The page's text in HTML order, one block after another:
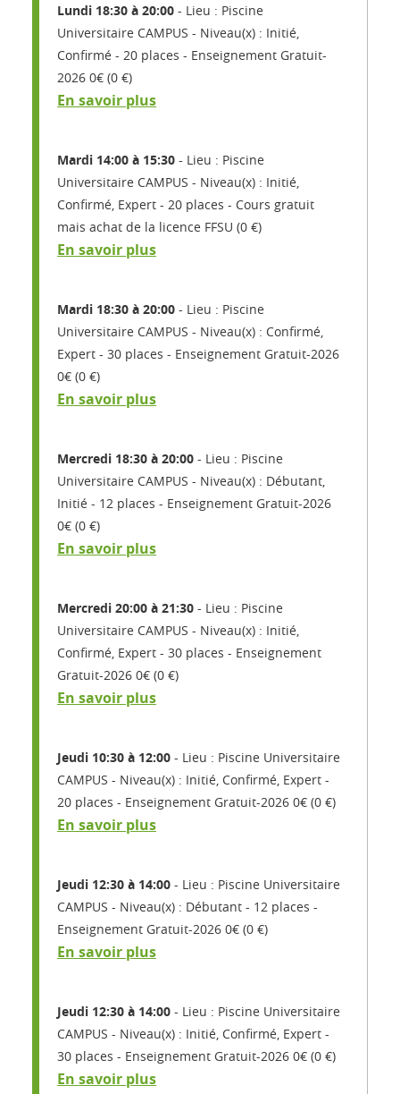
Lundi 18:30 à 20:00
Lieu : Piscine
Universitaire CAMPUS
Niveau(x) : Initié,
Confirmé
20 places
Enseignement Gratuit-
2026 0€ (0 €)
En savoir plus
Mardi 14:00 à 15:30
Lieu : Piscine
Universitaire CAMPUS
Niveau(x) : Initié,
Confirmé, Expert
20 places
Cours gratuit
mais achat de la licence FFSU (0 €)
En savoir plus
Mardi 18:30 à 20:00
Lieu : Piscine
Universitaire CAMPUS
Niveau(x) : Confirmé,
Expert
30 places
Enseignement Gratuit-2026
0€ (0 €)
En savoir plus
Mercredi 18:30 à 20:00
Lieu : Piscine
Universitaire CAMPUS
Niveau(x) : Débutant,
Initié
12 places
Enseignement Gratuit-2026
0€ (0 €)
En savoir plus
Mercredi 20:00 à 21:30
Lieu : Piscine
Universitaire CAMPUS
Niveau(x) : Initié,
Confirmé, Expert
30 places
Enseignement
Gratuit-2026 0€ (0 €)
En savoir plus
Jeudi 10:30 à 12:00
Lieu : Piscine Universitaire
CAMPUS
Niveau(x) : Initié, Confirmé, Expert
20 places
Enseignement Gratuit-2026 0€ (0 €)
En savoir plus
Jeudi 12:30 à 14:00
Lieu : Piscine Universitaire
CAMPUS
Niveau(x) : Débutant
12 places
Enseignement Gratuit-2026 0€ (0 €)
En savoir plus
Jeudi 12:30 à 14:00
Lieu : Piscine Universitaire
CAMPUS
Niveau(x) : Initié, Confirmé, Expert
30 places
Enseignement Gratuit-2026 0€ (0 €)
En savoir plus